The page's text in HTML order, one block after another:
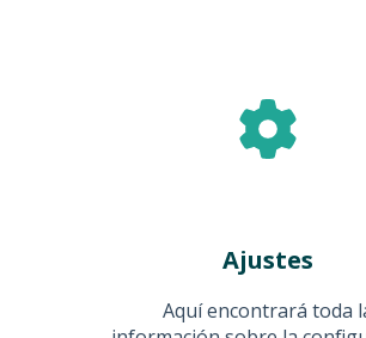
Ajustes
Aquí encontrará toda